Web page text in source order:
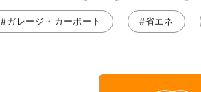
#ガレージ・カーポート #省エネ